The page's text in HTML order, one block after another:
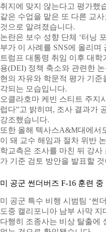
취지에 맞지 않는다고 평가했
같은 수업을 맡은 또 다른 교
것으로 알려졌습니다.
논란은 보수 성향 단체 ‘터닝
부가 이 사례를 SNS에 올리며
트럼프 대통령 취임 이후 대학
용(DEI) 정책 축소와 관련한
현의 자유와 학문적 평가 기준
각되는 모습입니다.
오클라호마 케빈 스티트 주지
럽다”고 밝히며, 조사 결과가
강조했습니다.
또한 올해 텍사스A&M대에서
이 돼 교수 해임과 절차 위반
학교측은 조사를 마친 뒤 강사
가 기준 검토 방안을 발표할
미 공군 썬더버즈 F-16 훈련
미 공군 특수 비행 시범팀 ‘썬
도중 캘리포니아 남부 사막 지
다행히 조종사는 비상 탈출에